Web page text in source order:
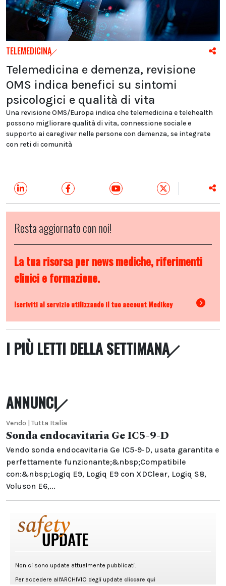
TELEMEDICINA
Telemedicina e demenza, revisione
OMS indica benefici su sintomi
psicologici e qualità di vita
Una revisione OMS/Europa indica che telemedicina e telehealth
possono migliorare qualità di vita, connessione sociale e
supporto ai caregiver nelle persone con demenza, se integrate
con reti di comunità
Resta aggiornato con noi!
La tua risorsa per news mediche, riferimenti
clinici e formazione.
Iscriviti al servizio utilizzando il tuo account Medikey
I PIÙ LETTI DELLA SETTIMANA
ANNUNCI
Vendo | Tutta Italia
Sonda endocavitaria Ge IC5-9-D
Vendo sonda endocavitaria Ge IC5-9-D, usata garantita e
perfettamente funzionante;&nbsp;Compatibile
con:&nbsp;Logiq E9, Logiq E9 con XDClear, Logiq S8,
Voluson E6,...